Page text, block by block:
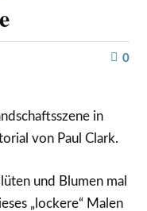
0
in
von Paul Clark.
und Blumen mal
„lockere“ Malen